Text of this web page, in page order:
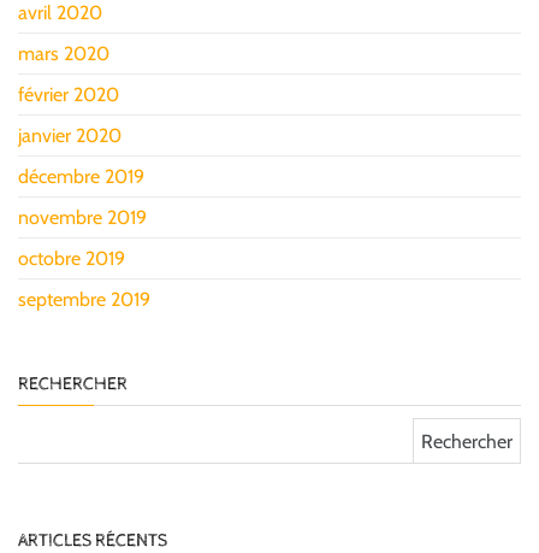
avril 2020
mars 2020
février 2020
janvier 2020
décembre 2019
novembre 2019
octobre 2019
septembre 2019
RECHERCHER
ARTICLES RÉCENTS